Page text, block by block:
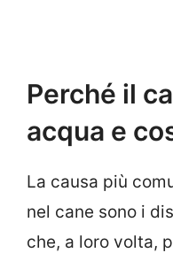
Perché il
acqua e
La causa più
nel cane sono i
che, a loro volta,